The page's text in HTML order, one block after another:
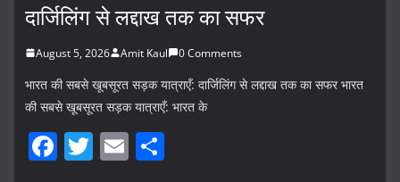
दार्जिलिंग से लद्दाख तक का सफर
August 5, 2026 Amit Kaul 0 Comments
भारत की सबसे खूबसूरत सड़क यात्राएँ: दार्जिलिंग से लद्दाख तक का सफर भारत
की सबसे खूबसूरत सड़क यात्राएँ: भारत के
F T E